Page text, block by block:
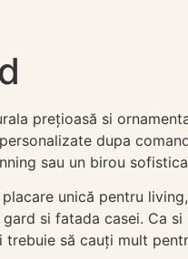
prețioasă si
dupa
sau un birou
unică pentru
si fatada casei. Ca
să cauți mult